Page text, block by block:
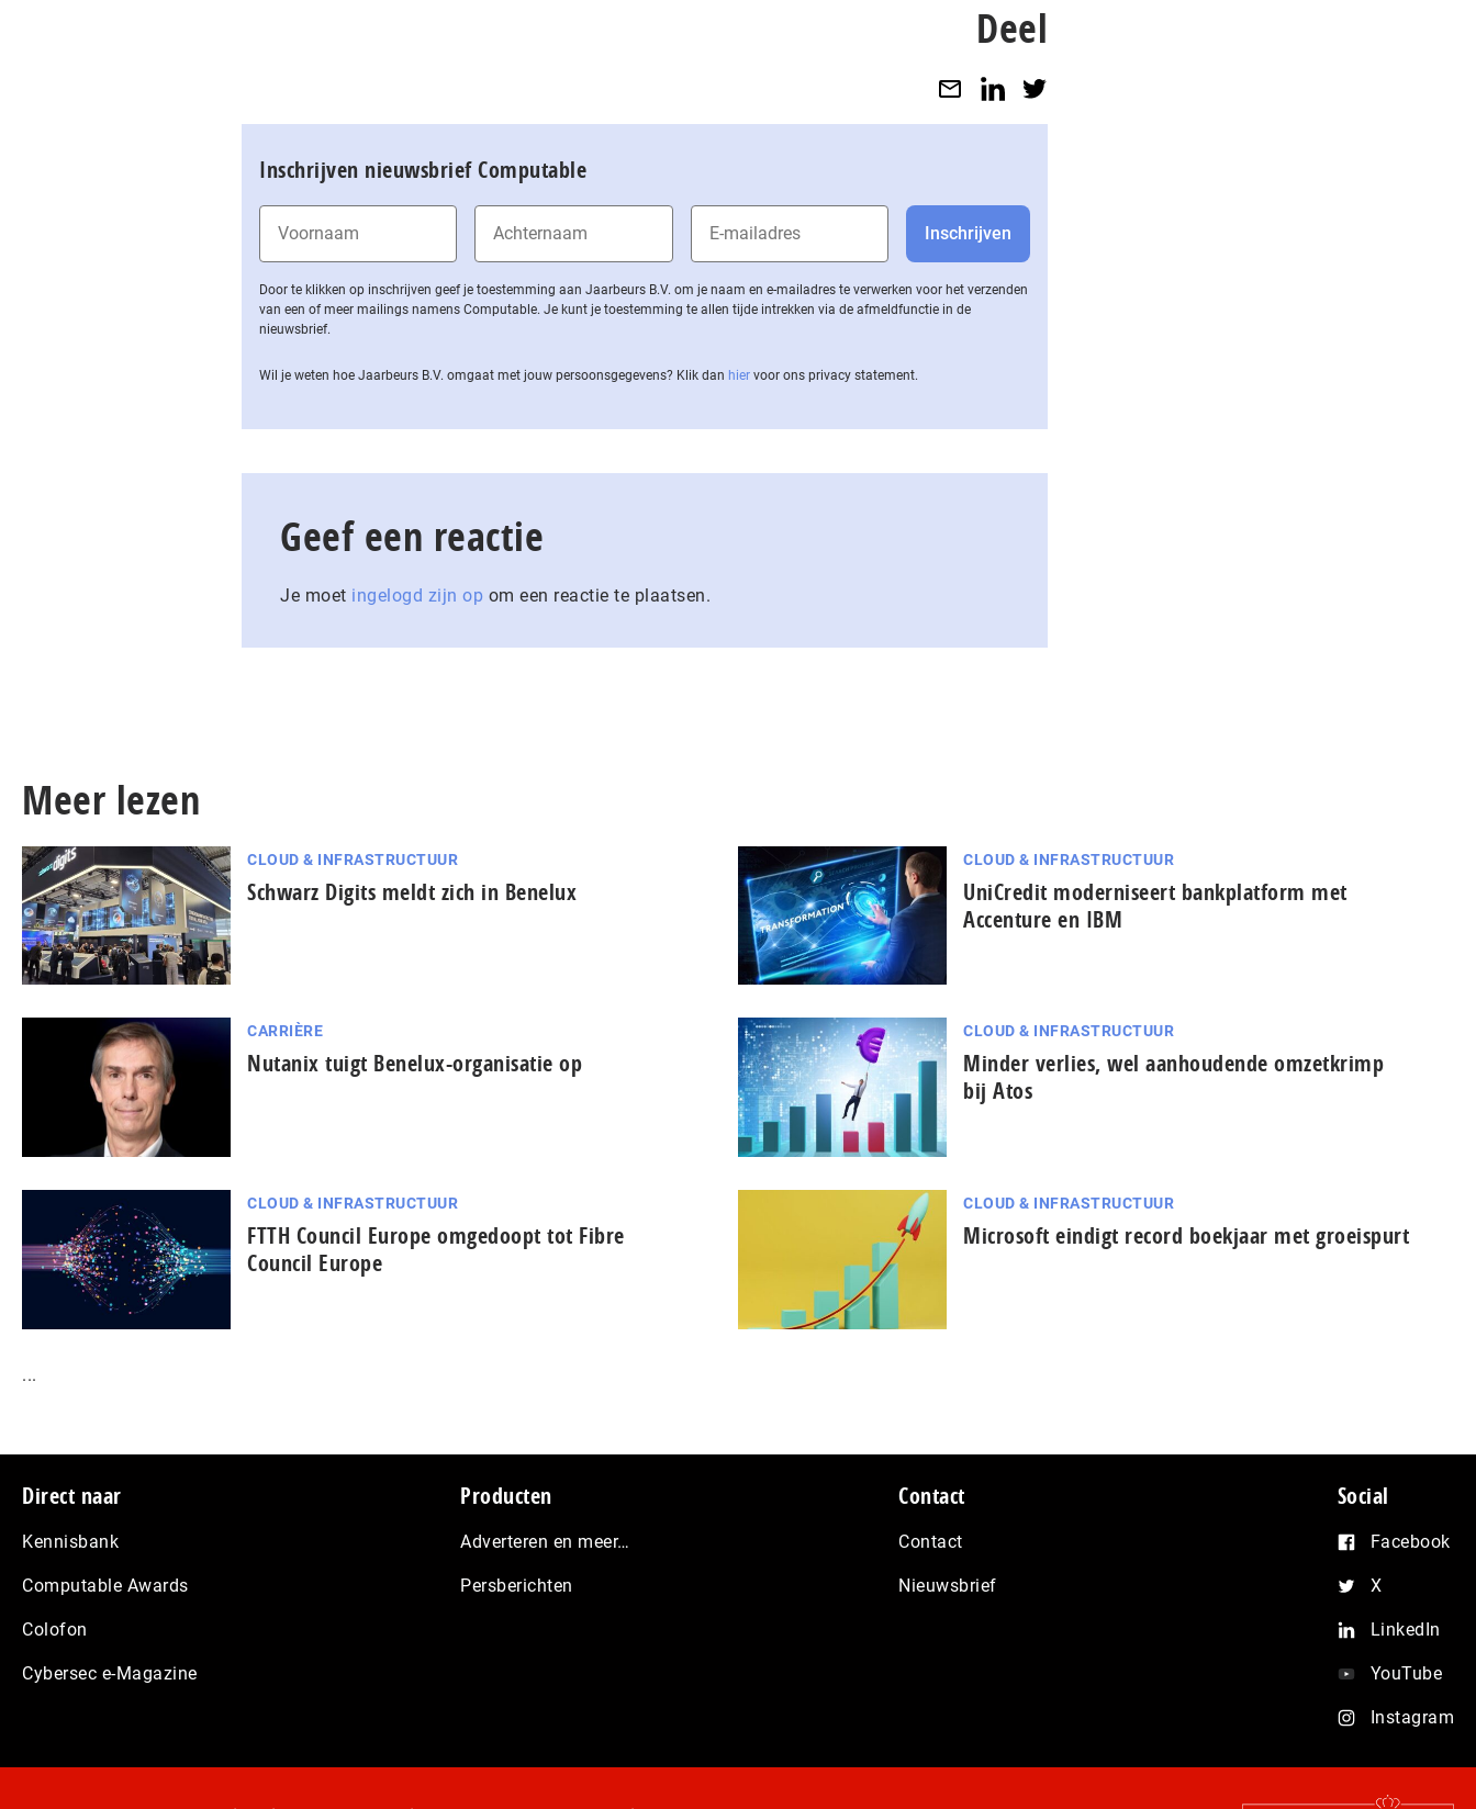
Deel
Inschrijven nieuwsbrief Computable
Door te klikken op inschrijven geef je toestemming aan Jaarbeurs B.V. om je naam en e-mailadres te verwerken voor het verzenden
van een of meer mailings namens Computable. Je kunt je toestemming te allen tijde intrekken via de af­meld­func­tie in de
nieuwsbrief.
Wil je weten hoe Jaarbeurs B.V. omgaat met jouw per­soons­ge­ge­vens? Klik dan hier voor ons privacy statement.
Geef een reactie
Je moet ingelogd zijn op om een reactie te plaatsen.
Meer lezen
CLOUD & INFRASTRUCTUUR
Schwarz Digits meldt zich in Benelux
CLOUD & INFRASTRUCTUUR
UniCredit moderniseert bankplatform met
Accenture en IBM
CARRIÈRE
Nutanix tuigt Benelux-organisatie op
CLOUD & INFRASTRUCTUUR
Minder verlies, wel aanhoudende omzetkrimp
bij Atos
CLOUD & INFRASTRUCTUUR
FTTH Council Europe omgedoopt tot Fibre
Council Europe
CLOUD & INFRASTRUCTUUR
Microsoft eindigt record boekjaar met groeispurt
...
Footer
Direct naar
Kennisbank
Computable Awards
Colofon
Cybersec e-Magazine
Producten
Adverteren en meer…
Persberichten
Contact
Contact
Nieuwsbrief
Social
Facebook
X
LinkedIn
YouTube
Instagram